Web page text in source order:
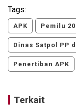
Tags:
APK Pemilu
Dinas Satpol PP
Penertiban APK
Terkait